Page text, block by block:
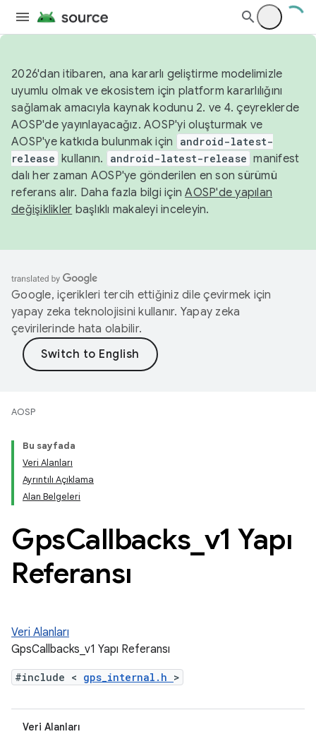
2026'dan itibaren, ana kararlı geliştirme modelimizle
uyumlu olmak ve ekosistem için platform kararlılığını
sağlamak amacıyla kaynak kodunu 2. ve 4. çeyreklerde
AOSP'de yayınlayacağız. AOSP'yi oluşturmak ve
AOSP'ye katkıda bulunmak için
android-latest-
release kullanın. android-latest-release manifest
dalı her zaman AOSP'ye gönderilen en son sürümü
referans alır. Daha fazla bilgi içinAOSP'de yapılan
değişiklikler başlıklı makaleyi inceleyin.
Google, içerikleri tercih ettiğiniz dile çevirmek için
yapay zeka teknolojisini kullanır. Yapay zeka
çevirilerinde hata olabilir.
AOSP
Bu sayfada
Veri Alanları
Ayrıntılı Açıklama
Alan Belgeleri
GpsCallbacks v1 Yapı
Referansı
Veri Alanları
GpsCallbacks_v1 Yapı Referansı
#include < gps_internal.h >
Veri Alanları